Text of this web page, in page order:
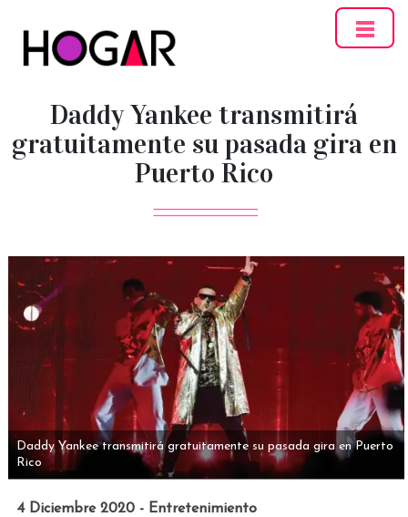
Daddy Yankee transmitirá
gratuitamente su pasada gira en
Puerto Rico
Daddy Yankee transmitirá gratuitamente su pasada gira en Puerto
Rico
4 Diciembre 2020 - Entretenimiento